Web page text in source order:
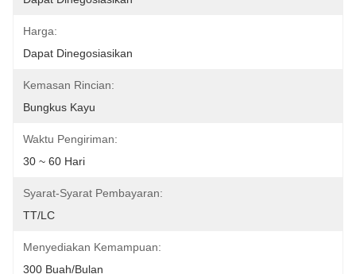
Harga:
Dapat Dinegosiasikan
Kemasan Rincian:
Bungkus Kayu
Waktu Pengiriman:
30 ~ 60 Hari
Syarat-Syarat Pembayaran:
TT/LC
Menyediakan Kemampuan:
300 Buah/Bulan